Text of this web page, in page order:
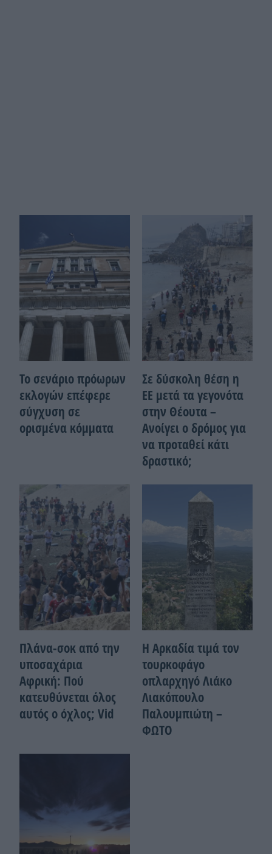
Το σενάριο πρόωρων
εκλογών επέφερε
σύγχυση σε
ορισμένα κόμματα
Σε δύσκολη θέση η
ΕΕ μετά τα γεγονότα
στην Θέουτα –
Ανοίγει ο δρόμος για
να προταθεί κάτι
δραστικό;
Πλάνα-σοκ από την
υποσαχάρια
Αφρική: Πού
κατευθύνεται όλος
αυτός ο όχλος; Vid
Η Αρκαδία τιμά τον
τουρκοφάγο
οπλαρχηγό Λιάκο
Λιακόπουλο
Παλουμπιώτη –
ΦΩΤΟ